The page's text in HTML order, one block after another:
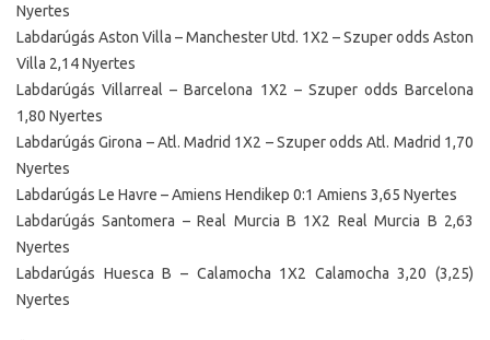
Nyertes
Labdarúgás Aston Villa – Manchester Utd. 1X2 – Szuper odds Aston
Villa 2,14 Nyertes
Labdarúgás Villarreal – Barcelona 1X2 – Szuper odds Barcelona
1,80 Nyertes
Labdarúgás Girona – Atl. Madrid 1X2 – Szuper odds Atl. Madrid 1,70
Nyertes
Labdarúgás Le Havre – Amiens Hendikep 0:1 Amiens 3,65 Nyertes
Labdarúgás Santomera – Real Murcia B 1X2 Real Murcia B 2,63
Nyertes
Labdarúgás Huesca B – Calamocha 1X2 Calamocha 3,20 (3,25)
Nyertes